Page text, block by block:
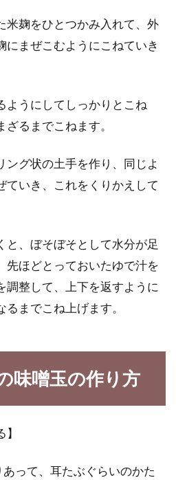
米麹をひとつかみ入れて、外
にまぜこむようにこねていき
ようにしてしっかりとこね
るまでこねます。
グ状の土手を作り、同じよ
ていき、これをくりかえして
、ぼそぼそとして水分が足
先ほどとっておいたゆで汁を
調整して、上下を返すように
までこね上げます。
味噌玉の作り方
って、耳たぶぐらいのかた